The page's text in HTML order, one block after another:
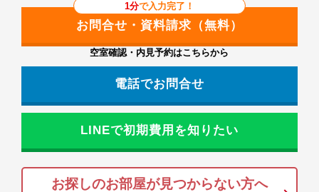
1分で入力完了！
空室確認・内見予約はこちらから
電話でお問合せ
LINEで初期費用を知りたい
お探しのお部屋が見つからない方へ